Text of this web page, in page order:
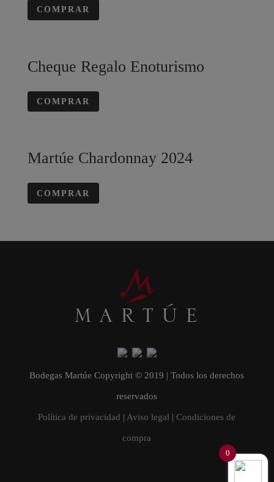
COMPRAR
Cheque Regalo Enoturismo
COMPRAR
Martúe Chardonnay 2024
COMPRAR
Bodegas Martúe Copyright © 2019 | Todos los derechos
reservados
Política de privacidad | Aviso legal |Condiciones de
compra
0